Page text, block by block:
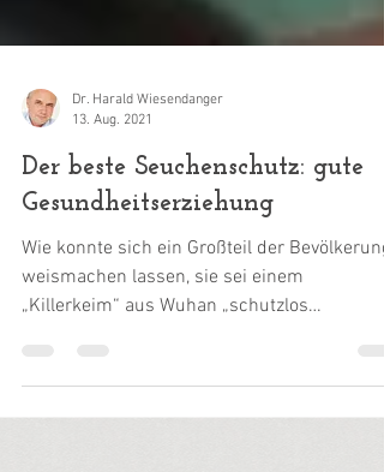
Dr. Harald Wiesendanger
13. Aug. 2021
Der beste Seuchenschutz: gute
Gesundheitserziehung